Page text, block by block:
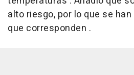
alto riesgo, por lo que se
que corresponden .